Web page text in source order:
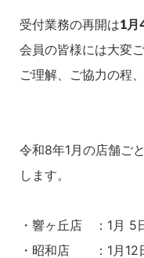
受付業務の再開は1月
会員の皆様には大変
ご理解、ご協力の程
令和8年1月の店舗ご
します。
・響ヶ丘店 ：1月 5
・昭和店 ：1月12